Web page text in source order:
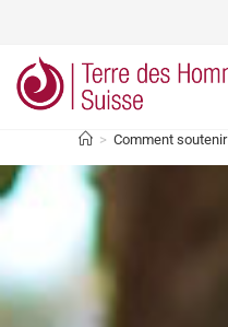
> Comment soutenir